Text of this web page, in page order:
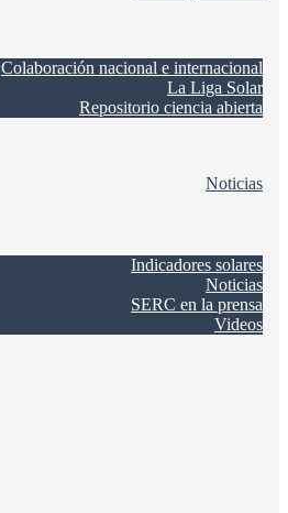
Colaboración nacional e internacional
La Liga Solar
Repositorio ciencia abierta
Noticias
Indicadores solares
Noticias
SERC en la prensa
Videos